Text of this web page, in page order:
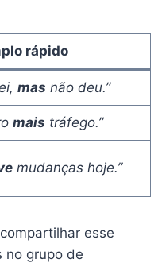
rápido
mas não deu.”
mais tráfego.”
mudanças hoje.”
esse
no grupo de